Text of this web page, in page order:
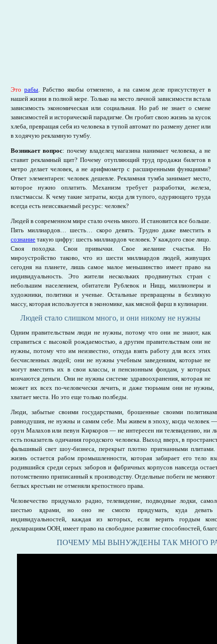
Эторабы. Рабство якобы отменено, а на самом деле присутствует в
нашей жизни в полной мере. Только на место личной зависимости встала
зависимость экономическая или социальная. Но раб не знает о смене
зависимостей и исторической парадигме. Он гробит свою жизнь за кусок
хлеба, превращая себя из человека в тупой автомат по размену денег или
в ходячую рекламную тумбу.
Возникает вопрос: почему владелец магазина нанимает человека, а не
ставит рекламный щит? Почему отупляющий труд продажи билетов в
метро делает человек, а не арифмометр с расширенными функциями?
Ответ элементарен: человек дешевле. Рекламная тумба занимает место,
которое нужно оплатить. Механизм требует разработки, железа,
пластмассы. К чему такие затраты, когда для тупого, одуряющего труда
всегда есть неиссякаемый ресурс: человек?
Людей в современном мире стало очень много. И становится все больше.
Пять миллиардов… шесть… скоро девять. Трудно даже вместить в
сознание такую цифру: шесть миллиардов человек. У каждого свое лицо.
Своя походка. Свои привычки. Свое желание счастья. Но
мироустройство таково, что из шести миллиардов людей, живущих
сегодня на планете, лишь самое малое меньшинство имеет право на
индивидуальность. Это жители нескольких продвинутых стран с
небольшим населением, обитатели Рублевок и Ницц, миллионеры и
художники, политики и ученые. Остальные превращены в безликую
массу, которая используется в экономике, как мясной фарш в кулинарии.
Людей стало слишком много, и они никому не нужны
Одним правительствам люди не нужны, потому что они не знают, как
справиться с высокой рождаемостью, а другим правительствам они не
нужны, потому что им неизвестно, откуда взять работу для всех этих
бесчисленных людей; они не нужны учебным заведениям, которые не
могут вместить их в свои классы, и пенсионным фондам, у которых
кончаются деньги. Они не нужны системе здравоохранения, которая не
может их всех по-человечески лечить, и даже тюрьмам они не
хватает места. Но это еще только полбеды.
Люди, забытые своими государствами, брошенные своими
равнодушия, не нужны и самим себе. Мы живем в эпоху, когда человек
орун Малахов или певун Киркоров — не интересен ни телевидению, ни
есть показатель одичания городского человека. Выход вверх, в
фальшивый свет шоу-бизнеса, перекрыт плотно пригнанными
жизнь остается рабом промышленности, которая забирает его тело
родившийся среди серых заборов и фабричных корпусов навсегда
потомственно приписанный к производству. Отдельные побеги не меняют
беглых крестьян не отменяли крепостного права.
Человечество придумало радио, телевидение, подводные лодки,
шестью ядрами, но оно не смогло придумать, куда девать
индивидуальностей, каждая из которых, если верить гордым
декларациям ООН, имеет право на свободное развитие способностей,
ПОЧЕМУ МЫ ВЫНУЖДЕНЫ ТАК МНОГО